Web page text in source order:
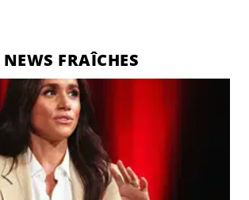
NEWS FRAÎCHES